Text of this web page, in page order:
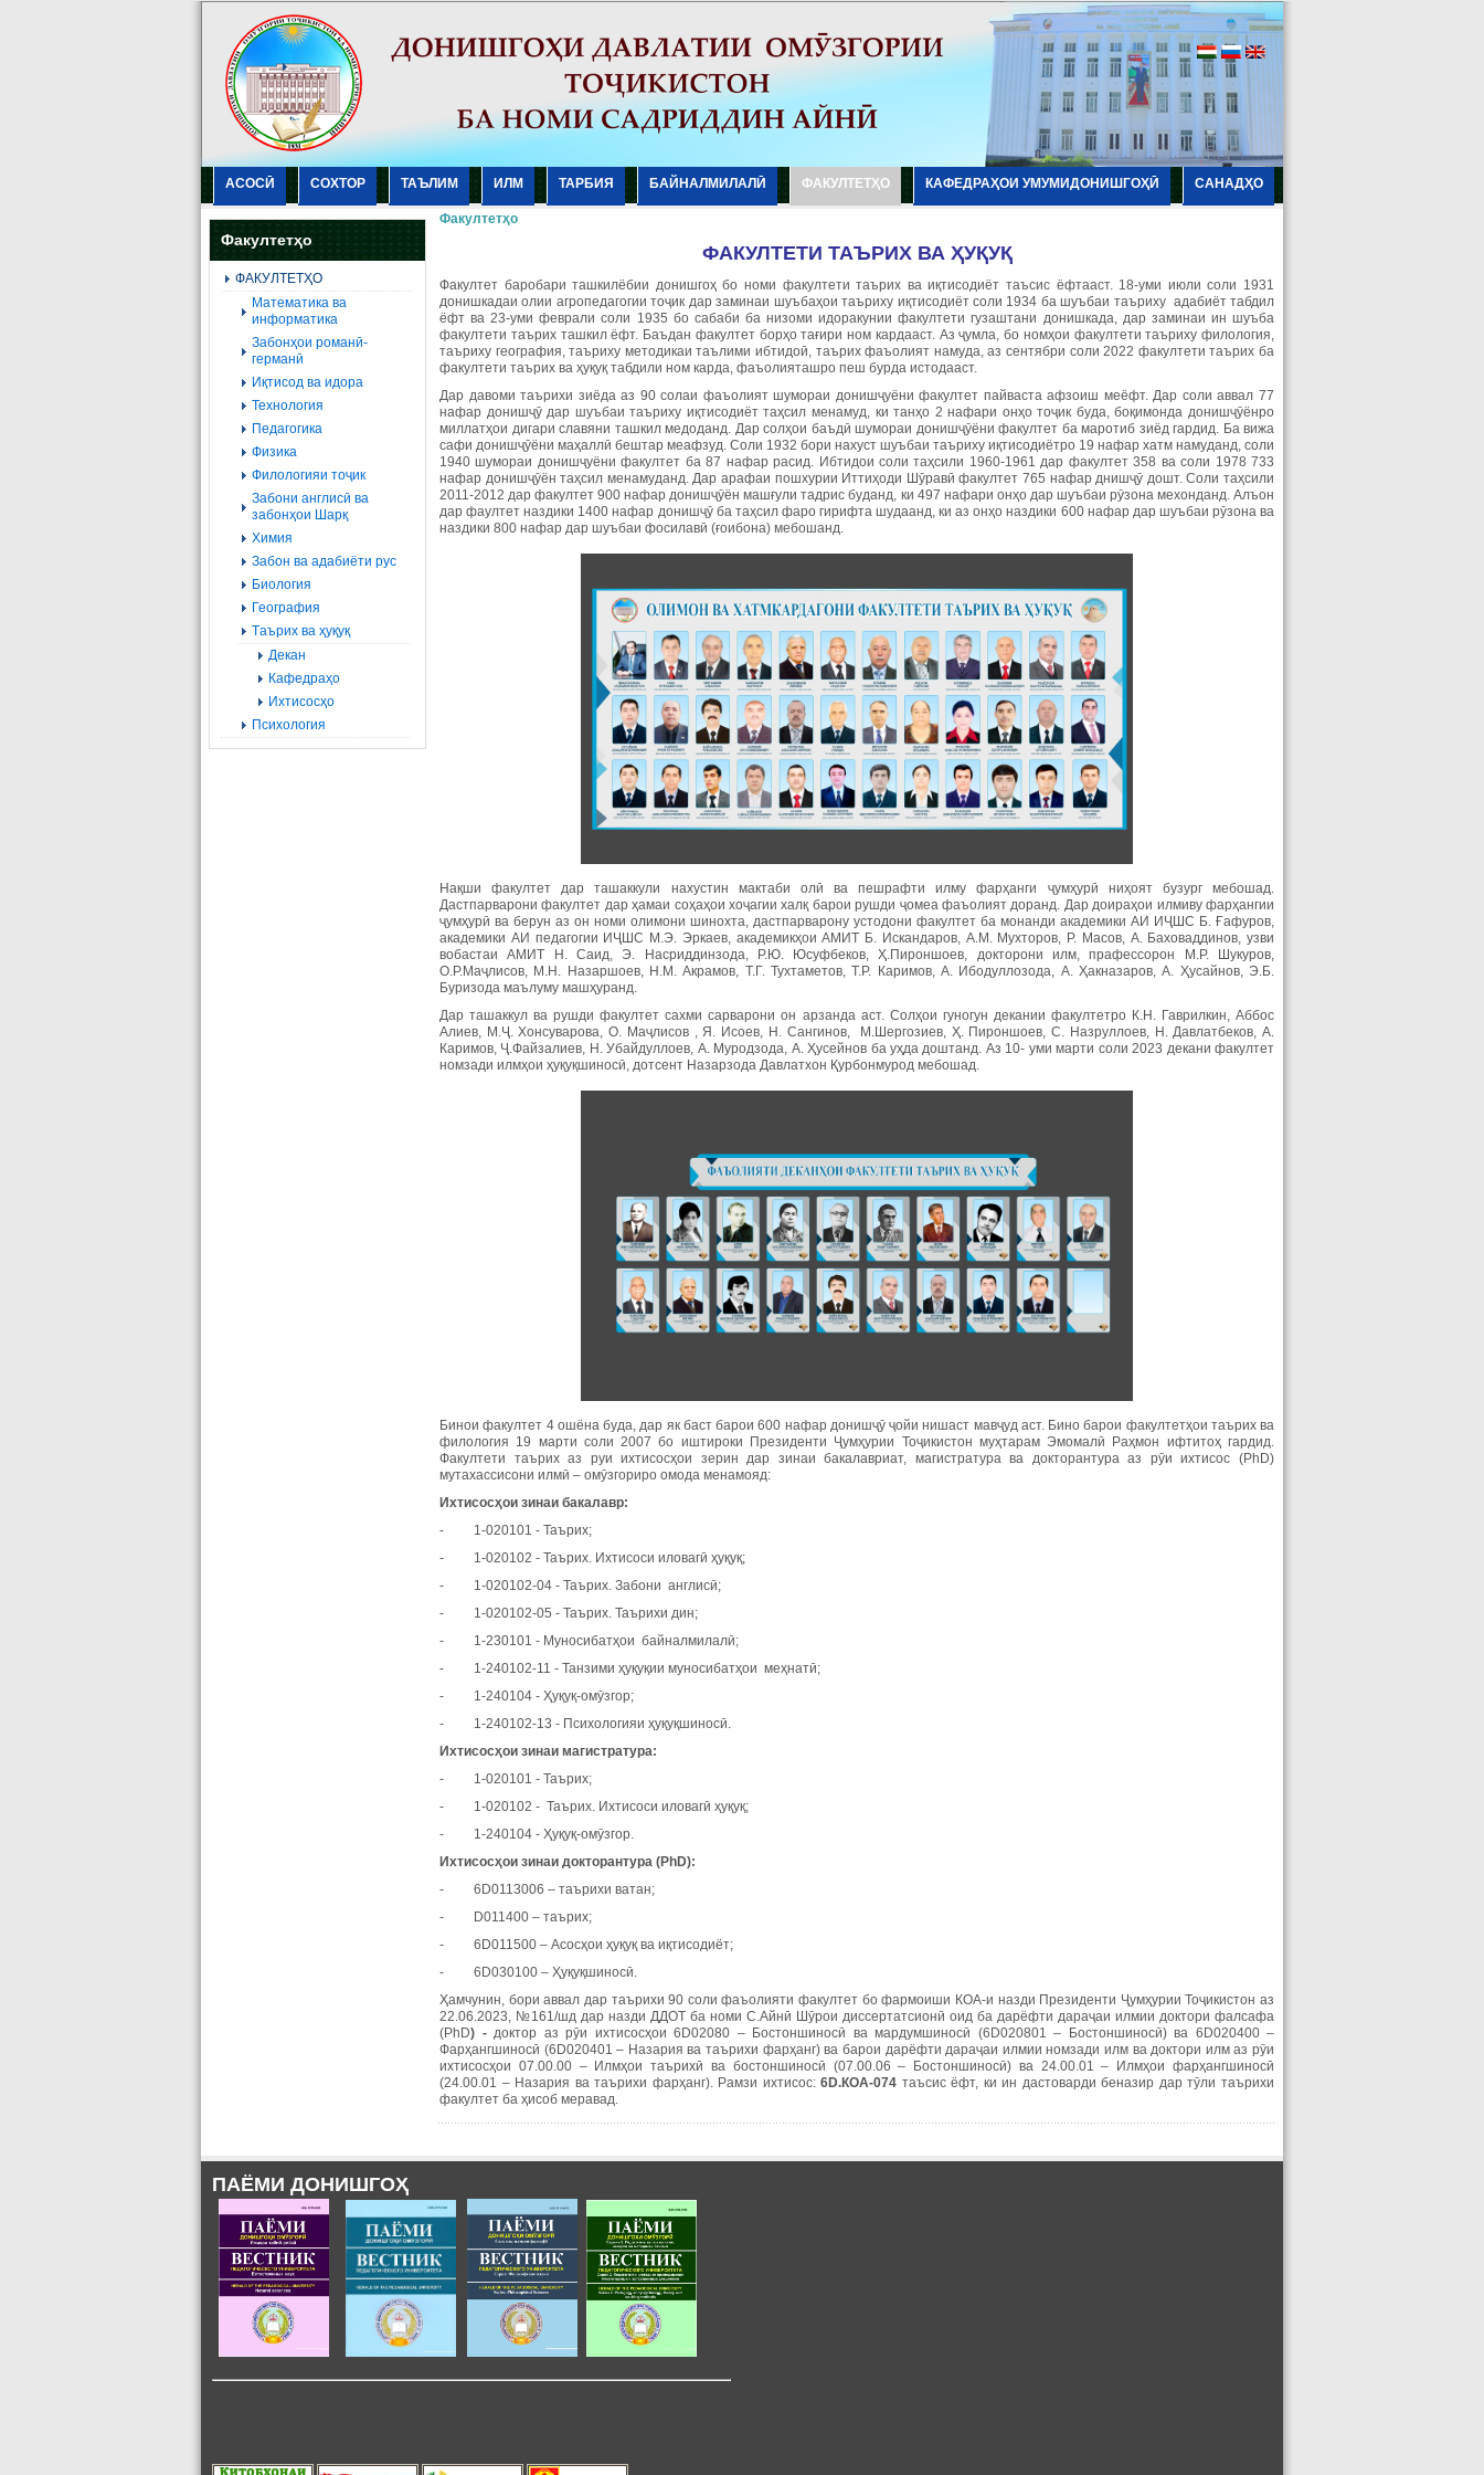
АСОСӢ СОХТОР ТАЪЛИМ ИЛМ ТАРБИЯ БАЙНАЛМИЛАЛӢ ФАКУЛТЕТҲО КАФЕДРАҲОИ УМУМИДОНИШГОҲӢ САНАДҲО
Факултетҳо
ФАКУЛТЕТҲО
Mатематика ва
информатика
Забонҳои романӣ-
германӣ
Иқтисод ва идора
Технология
Педагогика
Физика
Филологияи тоҷик
Забони англисӣ ва
забонҳои Шарқ
Химия
Забон ва адабиёти рус
Биология
География
Tаърих ва ҳуқуқ
Декан
Кафедраҳо
Ихтисосҳо
Психология
Факултетҳо
ФАКУЛТЕТИ ТАЪРИХ ВА ҲУҚУҚ
Факултет баробари ташкилёбии донишгоҳ бо номи факултети таърих ва иқтисодиёт таъсис ёфтааст. 18-уми июли соли 1931
донишкадаи олии агропедагогии тоҷик дар заминаи шуъбаҳои таъриху иқтисодиёт соли 1934 ба шуъбаи таъриху адабиёт табдил
ёфт ва 23-уми феврали соли 1935 бо сабаби ба низоми идоракунии факултети гузаштани донишкада, дар заминаи ин шуъба
факултети таърих ташкил ёфт. Баъдан факултет борҳо тағири ном кардааст. Аз ҷумла, бо номҳои факултети таъриху филология,
таъриху география, таъриху методикаи таълими ибтидоӣ, таърих фаъолият намуда, аз сентябри соли 2022 факултети таърих ба
факултети таърих ва ҳуқуқ табдили ном карда, фаъолияташро пеш бурда истодааст.
Дар давоми таърихи зиёда аз 90 солаи фаъолият шумораи донишҷуёни факултет пайваста афзоиш меёфт. Дар соли аввал 77
нафар донишҷӯ дар шуъбаи таъриху иқтисодиёт таҳсил менамуд, ки танҳо 2 нафари онҳо тоҷик буда, боқимонда донишҷӯёнро
миллатҳои дигари славяни ташкил медоданд. Дар солҳои баъдӣ шумораи донишҷӯёни факултет ба маротиб зиёд гардид. Ба вижа
сафи донишҷӯёни маҳаллӣ бештар меафзуд. Соли 1932 бори нахуст шуъбаи таъриху иқтисодиётро 19 нафар хатм намуданд, соли
1940 шумораи донишҷуёни факултет ба 87 нафар расид. Ибтидои соли таҳсили 1960-1961 дар факултет 358 ва соли 1978 733
нафар донишҷӯён таҳсил менамуданд. Дар арафаи пошхурии Иттиҳоди Шӯравӣ факултет 765 нафар днишҷӯ дошт. Соли таҳсили
2011-2012 дар факултет 900 нафар донишҷӯён машғули тадрис буданд, ки 497 нафари онҳо дар шуъбаи рӯзона мехонданд. Алъон
дар фаултет наздики 1400 нафар донишҷӯ ба таҳсил фаро гирифта шудаанд, ки аз онҳо наздики 600 нафар дар шуъбаи рӯзона ва
наздики 800 нафар дар шуъбаи фосилавӣ (ғоибона) мебошанд.
Нақши факултет дар ташаккули нахустин мактаби олӣ ва пешрафти илму фарҳанги ҷумҳурӣ ниҳоят бузург мебошад.
Дастпарварони факултет дар ҳамаи соҳаҳои хоҷагии халқ барои рушди ҷомеа фаъолият доранд. Дар доираҳои илмиву фарҳангии
ҷумҳурӣ ва берун аз он номи олимони шинохта, дастпарварону устодони факултет ба монанди академики АИ ИҶШС Б. Ғафуров,
академики АИ педагогии ИҶШС М.Э. Эркаев, академикҳои АМИТ Б. Искандаров, А.М. Мухторов, Р. Масов, А. Баховаддинов, узви
вобастаи АМИТ Н. Саид, Э. Насриддинзода, Р.Ю. Юсуфбеков, Ҳ.Пироншоев, докторони илм, прафессорон М.Р. Шукуров,
О.Р.Маҷлисов, М.Н. Назаршоев, Н.М. Акрамов, Т.Г. Тухтаметов, Т.Р. Каримов, А. Ибодуллозода, А. Ҳакназаров, А. Ҳусайнов, Э.Б.
Буризода маълуму машҳуранд.
Дар ташаккул ва рушди факултет сахми сарварони он арзанда аст. Солҳои гуногун декании факултетро К.Н. Гаврилкин, Аббос
Алиев, М.Ҷ. Хонсуварова, О. Маҷлисов , Я. Исоев, Н. Сангинов, М.Шергозиев, Ҳ. Пироншоев, С. Назруллоев, Н. Давлатбеков, А.
Каримов, Ҷ.Файзалиев, Н. Убайдуллоев, А. Муродзода, А. Ҳусейнов ба уҳда доштанд. Аз 10- уми марти соли 2023 декани факултет
номзади илмҳои ҳуқуқшиносӣ, дотсент Назарзода Давлатхон Қурбонмурод мебошад.
Бинои факултет 4 ошёна буда, дар як баст барои 600 нафар донишҷӯ ҷойи нишаст мавҷуд аст. Бино барои факултетҳои таърих ва
филология 19 марти соли 2007 бо иштироки Президенти Ҷумҳурии Тоҷикистон муҳтарам Эмомалӣ Раҳмон ифтитоҳ гардид.
Факултети таърих аз руи ихтисосҳои зерин дар зинаи бакалавриат, магистратура ва докторантура аз рӯи ихтисос (PhD)
мутахассисони илмӣ – омӯзгориро омода менамояд:
Ихтисосҳои зинаи бакалавр:
- 1-020101 - Таърих;
- 1-020102 - Таърих. Ихтисоси иловагӣ ҳуқуқ;
- 1-020102-04 - Таърих. Забони англисӣ;
- 1-020102-05 - Таърих. Таърихи дин;
- 1-230101 - Муносибатҳои байналмилалӣ;
- 1-240102-11 - Танзими ҳуқуқии муносибатҳои меҳнатӣ;
- 1-240104 - Ҳуқуқ-омӯзгор;
- 1-240102-13 - Психологияи ҳуқуқшиносӣ.
Ихтисосҳои зинаи магистратура:
- 1-020101 - Таърих;
- 1-020102 - Таърих. Ихтисоси иловагӣ ҳуқуқ;
- 1-240104 - Ҳуқуқ-омӯзгор.
Ихтисосҳои зинаи докторантура (PhD):
- 6D0113006 – таърихи ватан;
- D011400 – таърих;
- 6D011500 – Асосҳои ҳуқуқ ва иқтисодиёт;
- 6D030100 – Ҳуқуқшиносӣ.
Ҳамчунин, бори аввал дар таърихи 90 соли фаъолияти факултет бо фармоиши КОА-и назди Президенти Ҷумҳурии Тоҷикистон аз
22.06.2023, №161/шд дар назди ДДОТ ба номи С.Айнӣ Шӯрои диссертатсионӣ оид ба дарёфти дараҷаи илмии доктори фалсафа
(PhD) - доктор аз рӯи ихтисосҳои 6D02080 – Бостоншиносӣ ва мардумшиносӣ (6D020801 – Бостоншиносӣ) ва 6D020400 –
Фарҳангшиносӣ (6D020401 – Назария ва таърихи фарҳанг) ва барои дарёфти дараҷаи илмии номзади илм ва доктори илм аз рӯи
ихтисосҳои 07.00.00 – Илмҳои таърихӣ ва бостоншиносӣ (07.00.06 – Бостоншиносӣ) ва 24.00.01 – Илмҳои фарҳангшиносӣ
(24.00.01 – Назария ва таърихи фарҳанг). Рамзи ихтисос:6D.КОА-074 таъсис ёфт, ки ин дастоварди беназир дар тӯли таърихи
факултет ба ҳисоб меравад.
ПАЁМИ ДОНИШГОҲ